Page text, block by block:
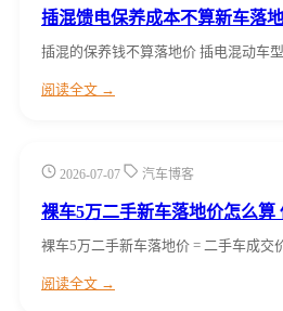
插混馈电保养成本不算新车落
插混的保养钱不算落地价 插电混动车
阅读全文 →
2026-07-07 汽车博客
裸车5万二手新车落地价怎么算
裸车5万二手新车落地价 = 二手车成交
阅读全文 →